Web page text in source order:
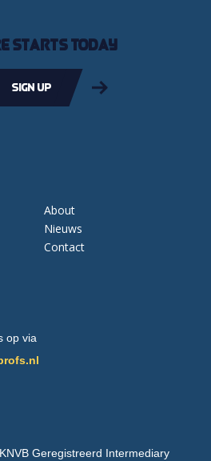
starts today
Sign up
About
Nieuws
Contact
op via
Geregistreerd Intermediary